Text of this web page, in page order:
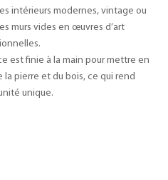
intérieurs modernes, vintage ou
murs vides en œuvres d’art
est finie à la main pour mettre en
pierre et du bois, ce qui rend
unique.